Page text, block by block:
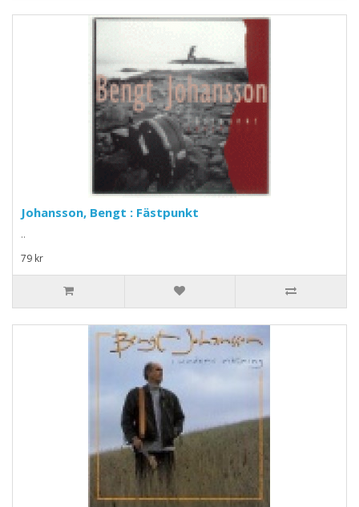
Johansson, Bengt : Fästpunkt
..
79 kr